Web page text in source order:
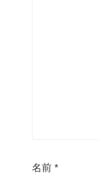
名前 *